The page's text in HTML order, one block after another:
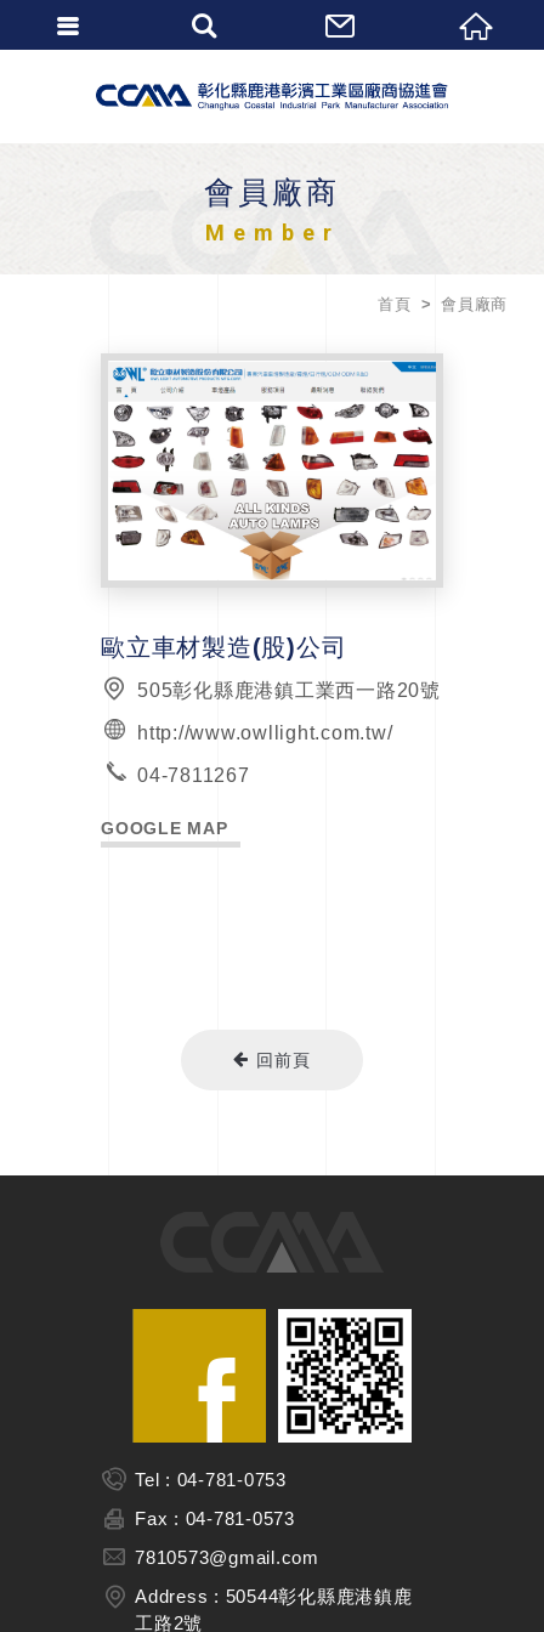
會員廠商
Member
首頁 會員廠商
歐立車材製造(股)公司
505彰化縣鹿港鎮工業西一路20號
http://www.owllight.com.tw/
04-7811267
GOOGLE MAP
回前頁
Tel : 04-781-0753
Fax : 04-781-0573
7810573@gmail.com
Address : 50544彰化縣鹿港鎮鹿
工路2號